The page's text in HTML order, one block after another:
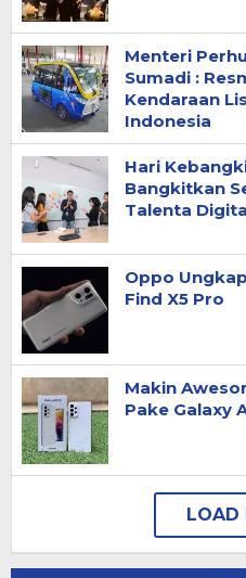
Menteri
Sumadi :
Kendaraan
Indonesia
Hari
Bangkitkan
Talenta
Oppo
Find X5 Pro
Makin
Pake Galaxy